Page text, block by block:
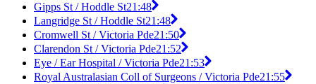
Gipps St / Hoddle St21:48
Langridge St / Hoddle St21:48
Cromwell St / Victoria Pde21:50
Clarendon St / Victoria Pde21:52
Eye / Ear Hospital / Victoria Pde21:53
Royal Australasian Coll of Surgeons / Victoria Pde21:55